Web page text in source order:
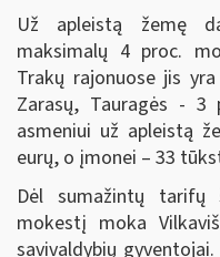
Už apleistą žemę
maksimalų 4 proc.
Trakų rajonuose jis
Zarasų, Tauragės - 3
asmeniui už apleistą
eurų, o įmonei – 33
Dėl sumažintų tarifų
mokestį moka
savivaldybių